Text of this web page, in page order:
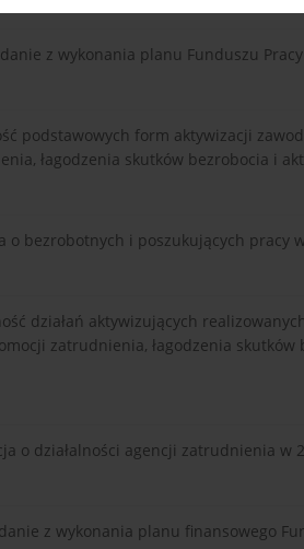
z wykonania planu Funduszu
podstawowych form aktywizacji
łagodzenia skutków bezrobocia i
o bezrobotnych i poszukujących pracy
działań aktywizujących
zatrudnienia, łagodzenia
o działalności agencji zatrudnienia w
z wykonania planu finansowego